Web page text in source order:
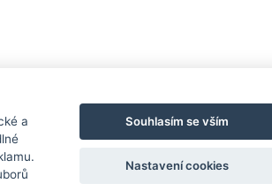
a rychlá platba
a
Souhlasím se vším
Nastavení cookies